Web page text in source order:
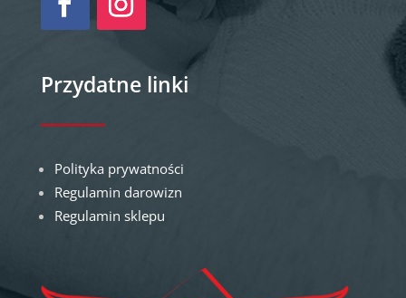
Przydatne linki
Polityka prywatności
Regulamin darowizn
Regulamin sklepu